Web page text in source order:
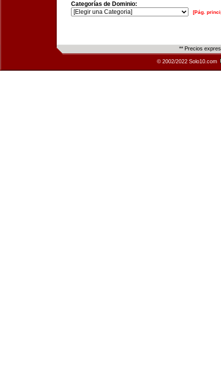
Categorías de Dominio:
[Pág.
** Precios
© 2002/2022 Solo10.com